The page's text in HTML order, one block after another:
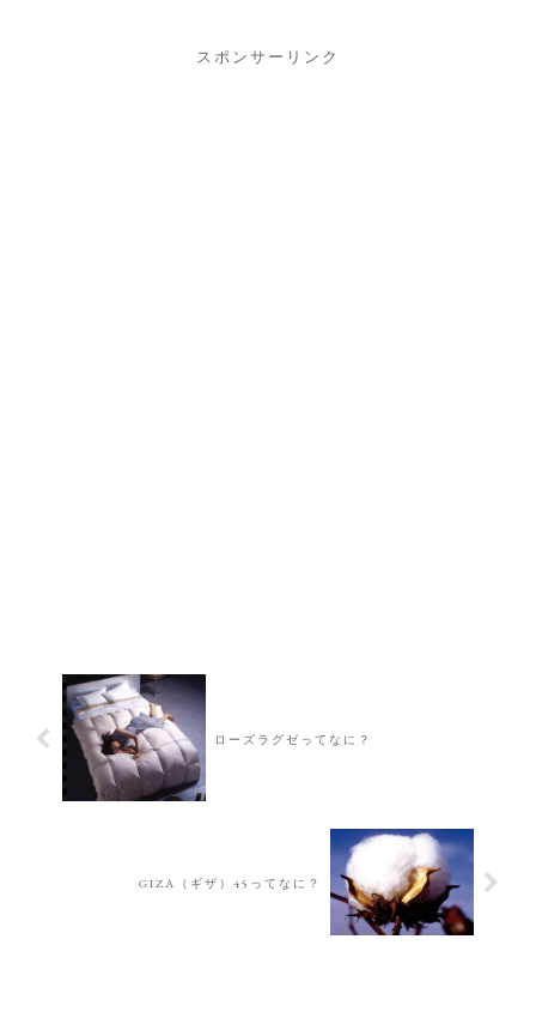
スポンサーリンク
ローズラグゼってなに？
GIZA（ギザ）45ってなに？